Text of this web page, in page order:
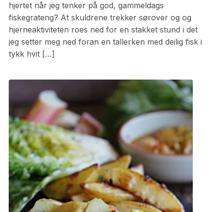
hjertet når jeg tenker på god, gammeldags
fiskegrateng? At skuldrene trekker sørover og og
hjerneaktiviteten roes ned for en stakket stund i det
jeg setter meg ned foran en tallerken med deilig fisk i
tykk hvit […]